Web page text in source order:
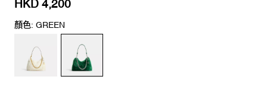
HKD 4,200
顏色: GREEN